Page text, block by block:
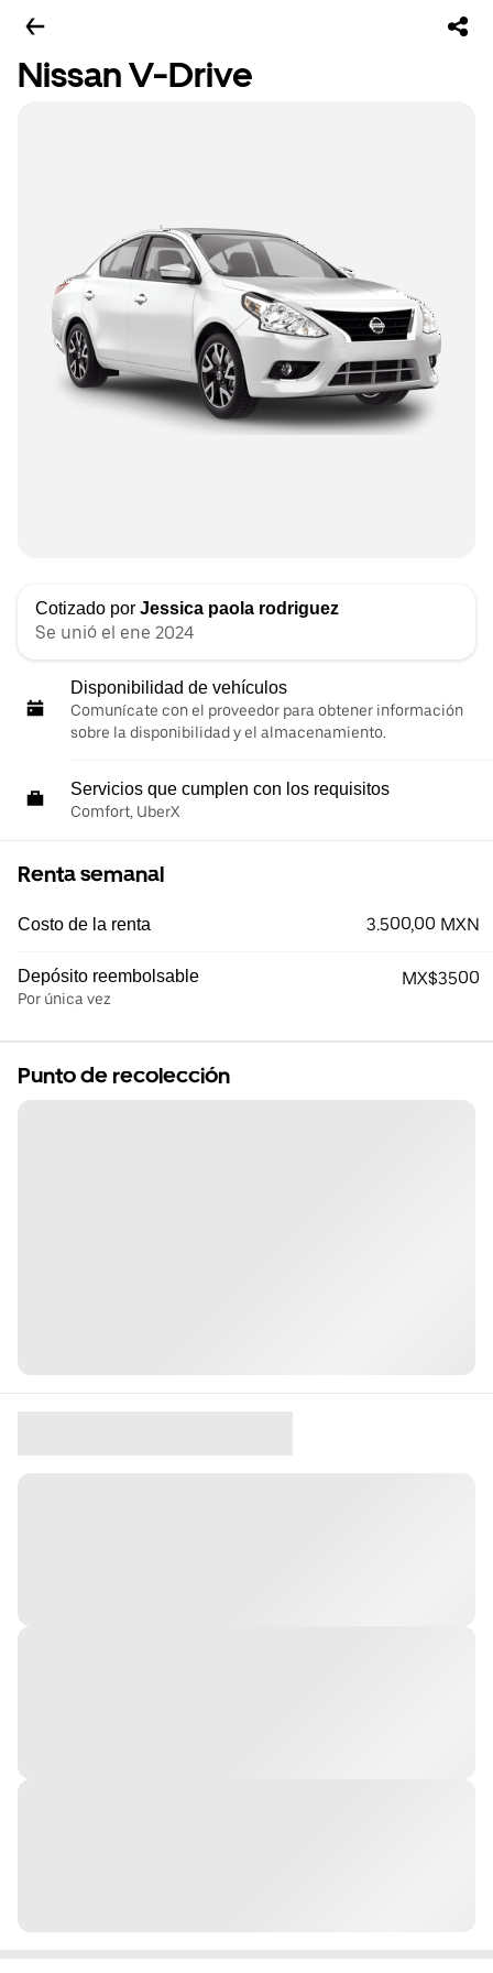
Nissan V-Drive
Cotizado por Jessica paola rodriguez
Se unió el ene 2024
Disponibilidad de vehículos
Comunícate con el proveedor para obtener información
sobre la disponibilidad y el almacenamiento.
Servicios que cumplen con los requisitos
Comfort, UberX
Renta semanal
Costo de la renta 3.500,00 MXN
Depósito reembolsable
Por única vez
MX$3500
Punto de recolección